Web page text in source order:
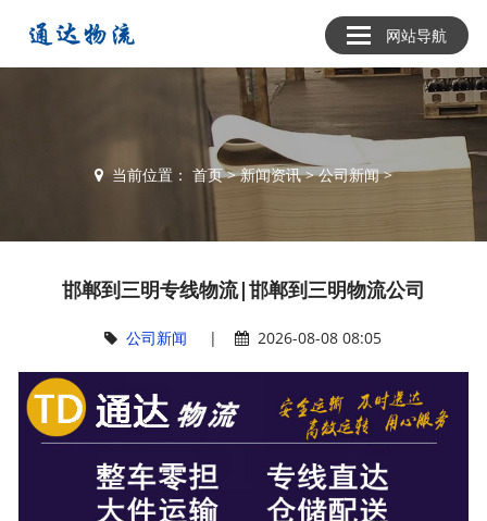
网站导航
当前位置： 首页>新闻资讯>公司新闻>
邯郸到三明专线物流|邯郸到三明物流公司
公司新闻 | 2026-08-08 08:05